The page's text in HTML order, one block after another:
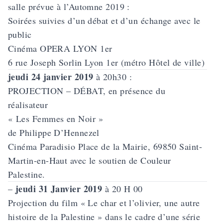
salle prévue à l’Automne 2019 :
Soirées suivies d’un débat et d’un échange avec le
public
Cinéma OPERA LYON 1er
6 rue Joseph Sorlin Lyon 1er (métro Hôtel de ville)
jeudi 24 janvier 2019 à 20h30 :
PROJECTION – DÉBAT, en présence du
réalisateur
« Les Femmes en Noir »
de Philippe D’Hennezel
Cinéma Paradisio Place de la Mairie, 69850 Saint-
Martin-en-Haut avec le soutien de Couleur
Palestine.
– jeudi 31 Janvier 2019 à 20 H 00
Projection du film «Le char et l’olivier, une autre
histoire de la Palestine » dans le cadre d’une série